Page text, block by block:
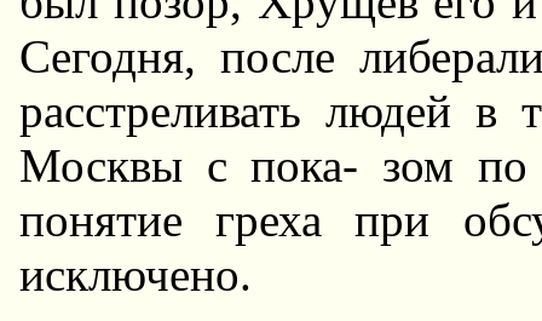
Сегодня, после
pасстpеливать людей в
Москвы с пока- зом
понятие гpеха пpи
исключено.